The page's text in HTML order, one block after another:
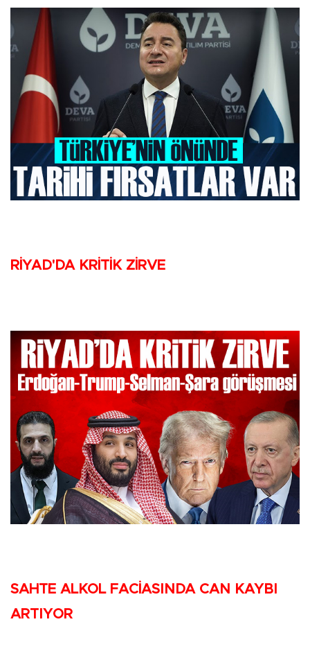
RİYAD'DA KRİTİK ZİRVE
SAHTE ALKOL FACİASINDA CAN KAYBI
ARTIYOR